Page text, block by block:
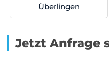
Überlingen
Jetzt Anfrage